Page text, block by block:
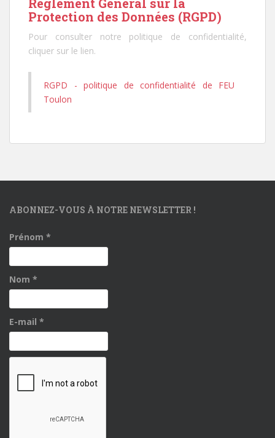
Protection des Données (RGPD)
Pour consulter notre politique de confidentialité,
cliquer sur le lien.
RGPD - politique de confidentialité de FEU
Toulon
ABONNEZ-VOUS À NOTRE NEWSLETTER !
Prénom *
Nom *
E-mail *